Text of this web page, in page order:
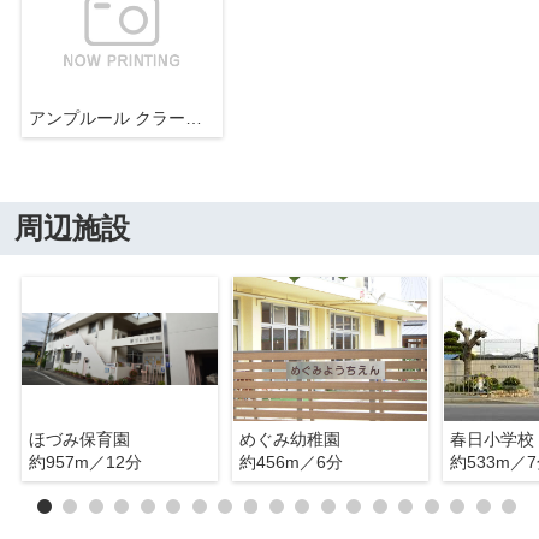
周辺施設
ほづみ保育園
約957m／12分
めぐみ幼稚園
約456m／6分
春日小学校
約533m／